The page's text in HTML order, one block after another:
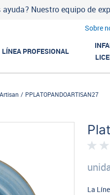
ayuda? Nuestro equipo de
Sobre
LÍNEA PROFESIONAL
Artisan PPLATOPANDOARTISAN27
La